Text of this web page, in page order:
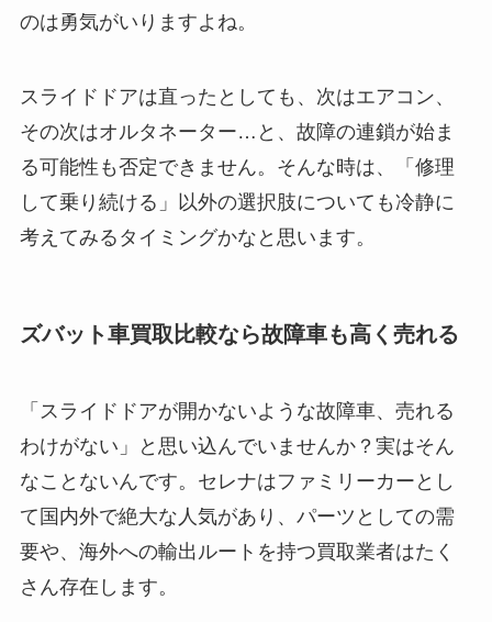
のは勇気がいりますよね。
スライドドアは直ったとしても、次はエアコン、
その次はオルタネーター…と、故障の連鎖が始ま
る可能性も否定できません。そんな時は、「修理
して乗り続ける」以外の選択肢についても冷静に
考えてみるタイミングかなと思います。
ズバット車買取比較なら故障車も高く売れる
「スライドドアが開かないような故障車、売れる
わけがない」と思い込んでいませんか？実はそん
なことないんです。セレナはファミリーカーとし
て国内外で絶大な人気があり、パーツとしての需
要や、海外への輸出ルートを持つ買取業者はたく
さん存在します。